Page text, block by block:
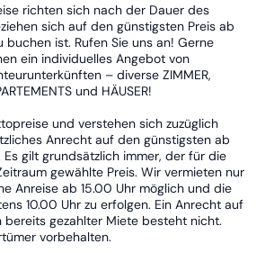
richten sich nach der Dauer des
sich auf den günstigsten Preis ab
buchen ist. Rufen Sie uns an! Gerne
ein individuelles Angebot von
– diverse ZIMMER,
und HÄUSER!
und verstehen sich zuzüglich
Anrecht auf den günstigsten ab
gilt grundsätzlich immer, der für die
gewählte Preis. Wir vermieten nur
Anreise ab 15.00 Uhr möglich und die
10.00 Uhr zu erfolgen. Ein Anrecht auf
bereits gezahlter Miete besteht nicht.
vorbehalten.